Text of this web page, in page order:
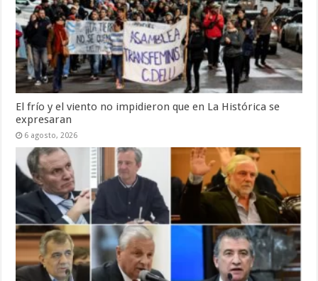
El frío y el viento no impidieron que en La Histórica se
expresaran
6 agosto, 2026